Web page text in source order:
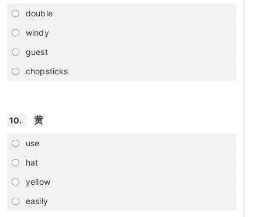
double
windy
guest
chopsticks
10. 黄
use
hat
yellow
easily